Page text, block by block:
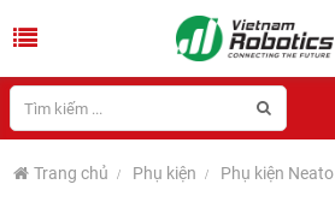
Trang chủ Phụ kiện Phụ kiện Neato